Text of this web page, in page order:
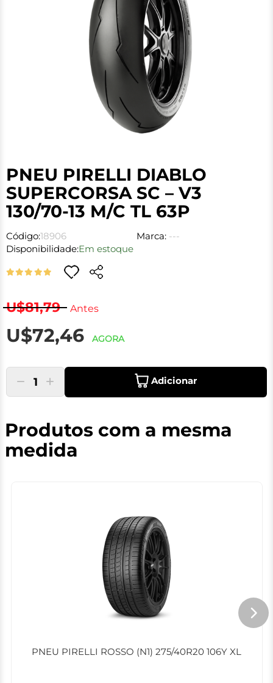
PNEU PIRELLI DIABLO
SUPERCORSA SC – V3
130/70-13 M/C TL 63P
Código:18906 Marca: ---
Disponibilidade:Em estoque
U$81,79 Antes
U$72,46 AGORA
1 Adicionar
Produtos com a mesma
medida
PNEU PIRELLI ROSSO (N1) 275/40R20 106Y XL